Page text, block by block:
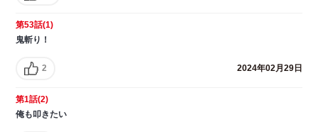
第53話(1)
鬼斬り！
2 2024年02月29日
第1話(2)
俺も叩きたい